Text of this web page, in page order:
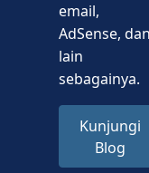
email,
AdSense,
lain
sebagainya.
Kunjungi
Blog